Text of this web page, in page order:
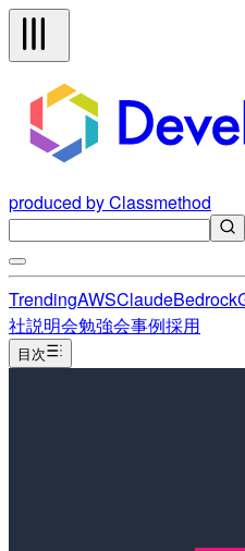
produced by Classmethod
TrendingAWSClaudeBedrock
社説明会勉強会事例採用
目次